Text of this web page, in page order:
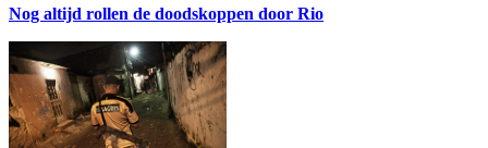
Nog altijd rollen de doodskoppen door Rio